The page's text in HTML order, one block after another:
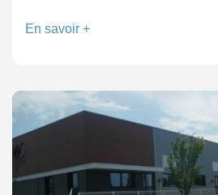
En savoir +